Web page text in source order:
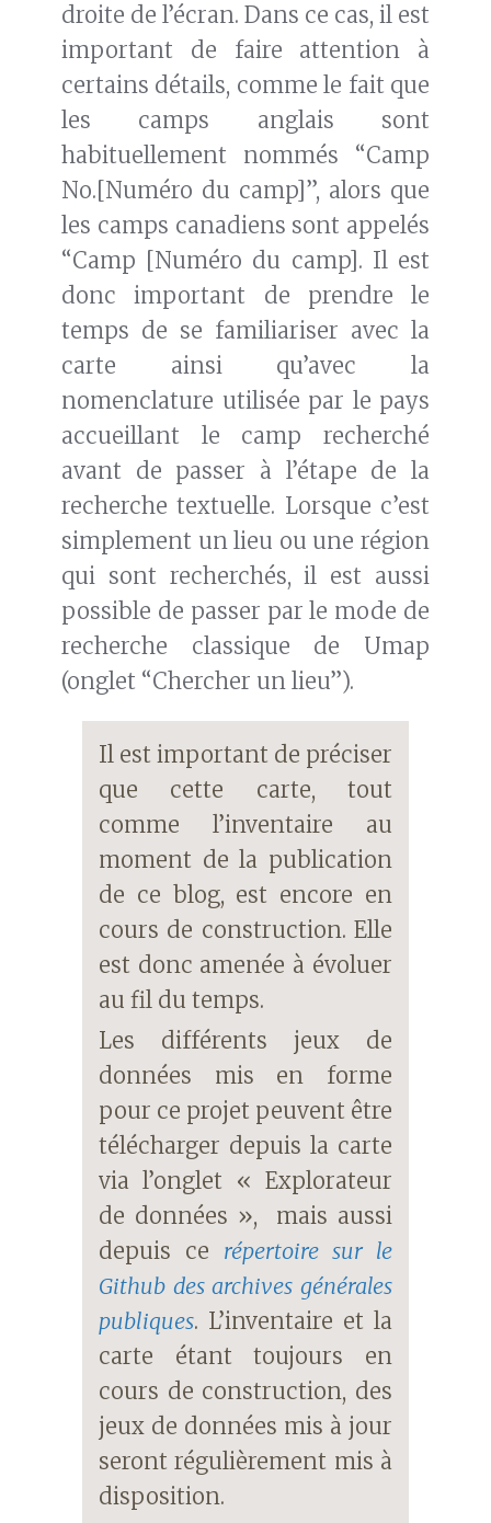
droite de l’écran. Dans ce cas, il est
important de faire attention à
certains détails, comme le fait que
les camps anglais sont
habituellement nommés “Camp
No.[Numéro du camp]”, alors que
les camps canadiens sont appelés
“Camp [Numéro du camp]. Il est
donc important de prendre le
temps de se familiariser avec la
carte ainsi qu’avec la
nomenclature utilisée par le pays
accueillant le camp recherché
avant de passer à l’étape de la
recherche textuelle. Lorsque c’est
simplement un lieu ou une région
qui sont recherchés, il est aussi
possible de passer par le mode de
recherche classique de Umap
(onglet “Chercher un lieu”).
Il est important de préciser
que cette carte, tout
comme l’inventaire au
moment de la publication
de ce blog, est encore en
cours de construction. Elle
est donc amenée à évoluer
au fil du temps.
Les différents jeux de
données mis en forme
pour ce projet peuvent être
télécharger depuis la carte
via l’onglet « Explorateur
de données », mais aussi
depuis ce répertoire sur le
Github des archives générales
publiques. L’inventaire et la
carte étant toujours en
cours de construction, des
jeux de données mis à jour
seront régulièrement mis à
disposition.